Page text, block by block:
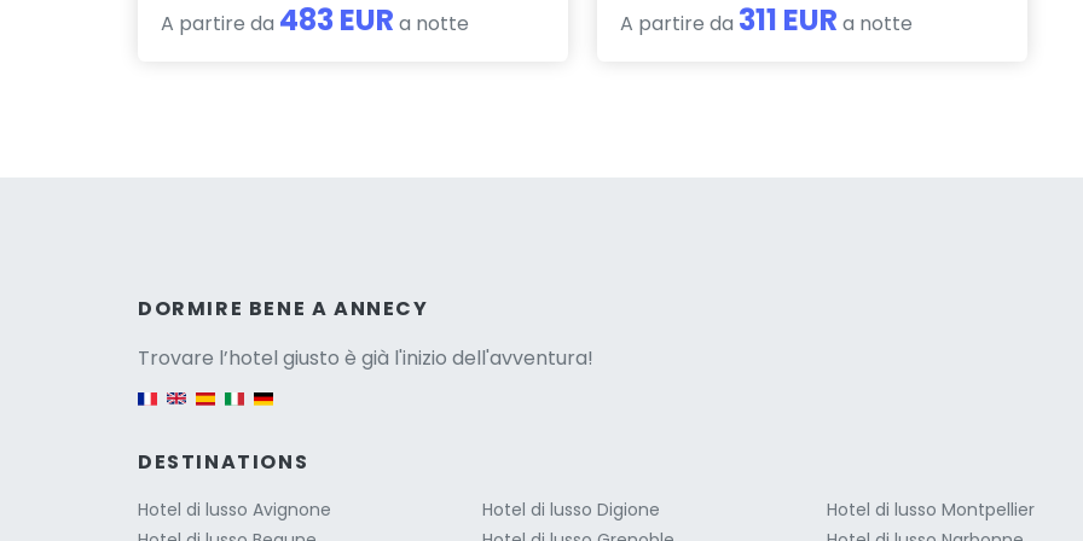
A partire da 483 EUR a notte A partire da 311 EUR a notte
DORMIRE BENE A ANNECY
Trovare l’hotel giusto è già l'inizio dell'avventura!
Versione italiana
DESTINATIONS
Hotel di lusso Avignone
Hotel di lusso Digione
Hotel di lusso Montpellier